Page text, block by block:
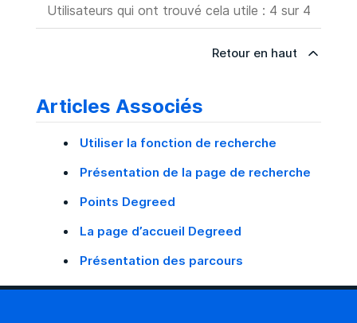
Utilisateurs qui ont trouvé cela utile : 4 sur 4
Retour en haut
Articles Associés
Utiliser la fonction de recherche
Présentation de la page de recherche
Points Degreed
La page d’accueil Degreed
Présentation des parcours